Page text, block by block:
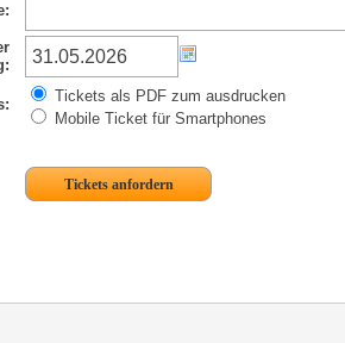
Tickets als PDF zum ausdrucken
Mobile Ticket für Smartphones